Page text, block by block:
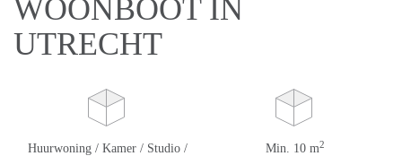
WOONBOOT IN
UTRECHT
Huurwoning / Kamer / Studio /
Min. 10 m2